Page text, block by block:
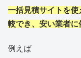
一括見積サイトを
較でき、安い業者に
例えば